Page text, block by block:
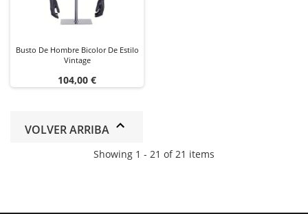
Busto De Hombre Bicolor De Estilo
Vintage
Precio
104,00 €
VOLVER ARRIBA
Showing 1 - 21 of 21 items